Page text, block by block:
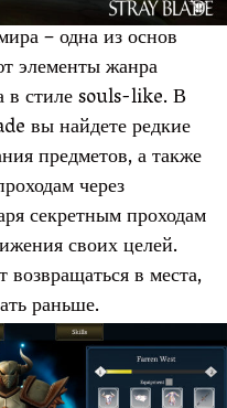
– одна из основ
элементы жанра
в стиле souls-like. В
вы найдете редкие
предметов, а также
через
секретным проходам
своих целей.
в места,
раньше.